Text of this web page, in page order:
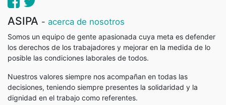
ASIPA - acerca de nosotros
Somos un equipo de gente apasionada cuya meta es defender
los derechos de los trabajadores y mejorar en la medida de lo
posible las condiciones laborales de todos.
Nuestros valores siempre nos acompañan en todas las
decisiones, teniendo siempre presentes la solidaridad y la
dignidad en el trabajo como referentes.